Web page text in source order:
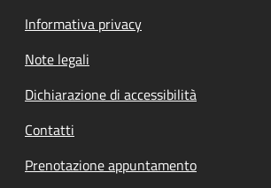
Informativa privacy
Note legali
Dichiarazione di accessibilità
Contatti
Prenotazione appuntamento